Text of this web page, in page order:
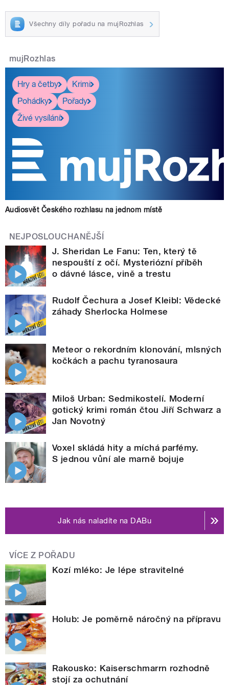
Všechny díly pořadu na mujRozhlas
mujRozhlas
Hry a četby
Krimi
Pohádky
Pořady
Živé vysílání
Audiosvět Českého rozhlasu na jednom místě
NEJPOSLOUCHANĚJŠÍ
J. Sheridan Le Fanu: Ten, který tě
nespouští z očí. Mysteriózní příběh
o dávné lásce, vině a trestu
Rudolf Čechura a Josef Kleibl: Vědecké
záhady Sherlocka Holmese
Meteor o rekordním klonování, mlsných
kočkách a pachu tyranosaura
Miloš Urban: Sedmikostelí. Moderní
gotický krimi román čtou Jiří Schwarz a
Jan Novotný
Voxel skládá hity a míchá parfémy.
S jednou vůní ale marně bojuje
Jak nás naladíte na DABu
VÍCE Z POŘADU
Kozí mléko: Je lépe stravitelné
Holub: Je poměrně náročný na přípravu
Rakousko: Kaiserschmarrn rozhodně
stojí za ochutnání